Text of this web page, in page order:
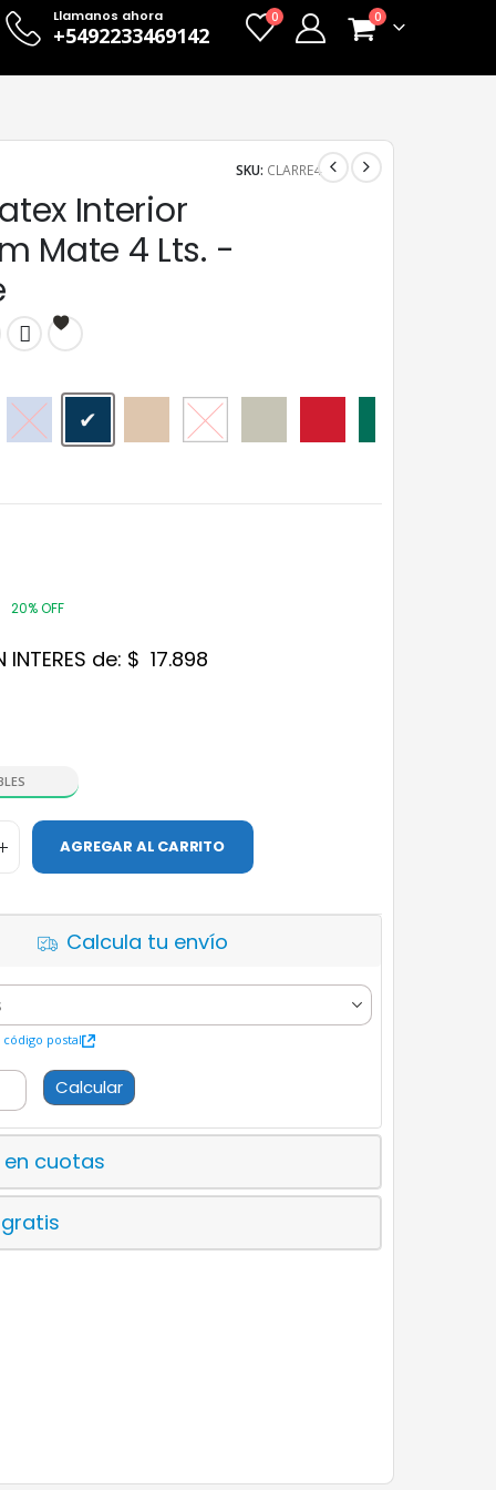
Llamanos ahora
+5492233469142
0 0
Interior
Mate 4 Lts. -
SKU: CLARRE4
ArandanoArrecife Avellana Blanco
20% OFF
de: $ 17.898
AGREGAR AL CARRITO
Calcula tu envío
postal
Calcular
en cuotas